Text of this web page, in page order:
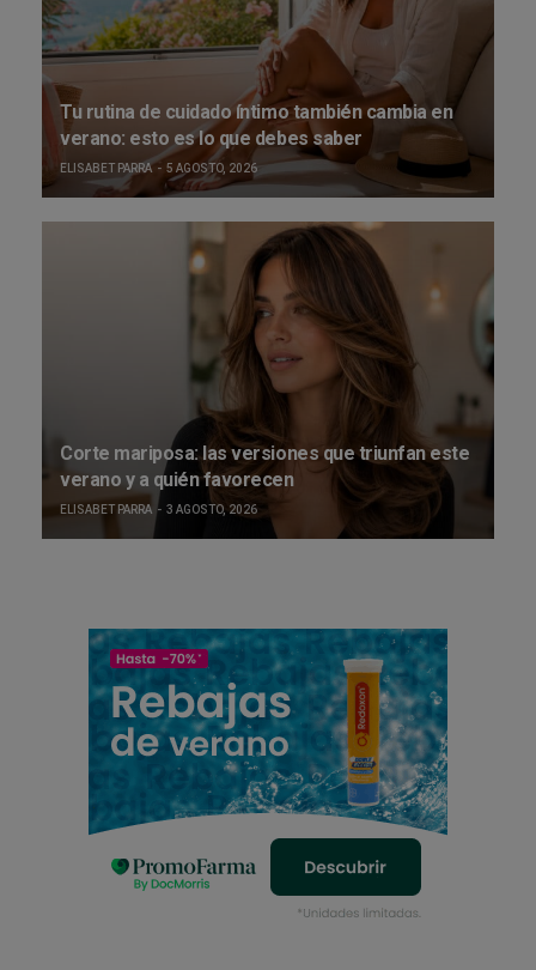
Tu rutina de cuidado íntimo también cambia en
verano: esto es lo que debes saber
ELISABET PARRA 5 AGOSTO, 2026
Corte mariposa: las versiones que triunfan este
verano y a quién favorecen
ELISABET PARRA 3 AGOSTO, 2026